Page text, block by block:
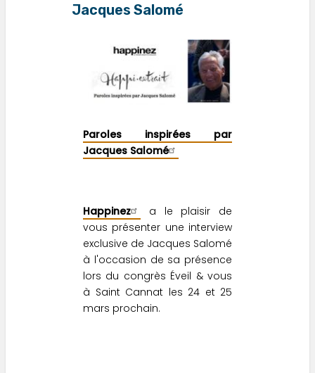
Jacques Salomé
Paroles inspirées par
Jacques Salomé
Happinez
a le plaisir de
vous présenter une interview
exclusive de Jacques Salomé
à l'occasion de sa présence
lors du congrès Éveil & vous
à Saint Cannat les 24 et 25
mars prochain.